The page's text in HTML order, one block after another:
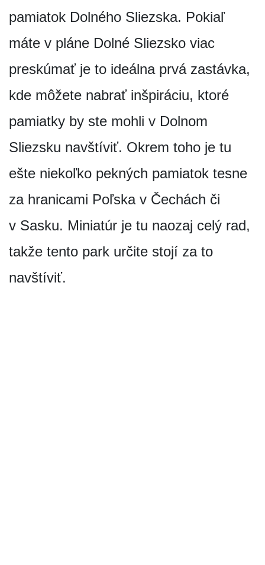
pamiatok Dolného Sliezska. Pokiaľ
máte v pláne Dolné Sliezsko viac
preskúmať je to ideálna prvá zastávka,
kde môžete nabrať inšpiráciu, ktoré
pamiatky by ste mohli v Dolnom
Sliezsku navštíviť. Okrem toho je tu
ešte niekoľko pekných pamiatok tesne
za hranicami Poľska v Čechách či
v Sasku. Miniatúr je tu naozaj celý rad,
takže tento park určite stojí za to
navštíviť.